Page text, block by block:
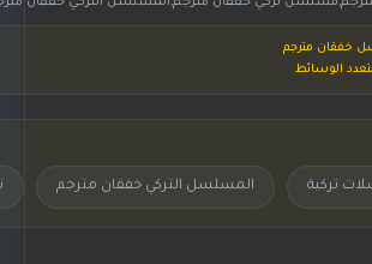
خفقان مترجم
الوسائط
تركية المسلسل التركي خفقان مترجم